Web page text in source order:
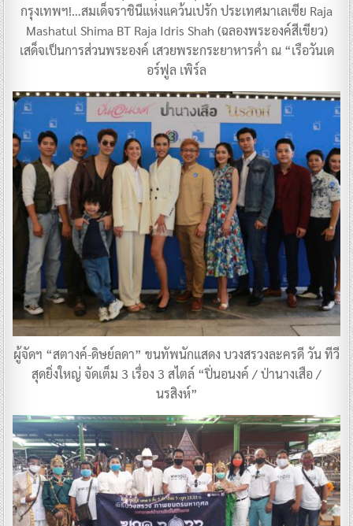
กรุงเทพฯ!…สมเด็จราชินีแห่งแคว้นเปรัก ประเทศมาเลเซีย Raja
Mashatul Shima BT Raja Idris Shah (ฉลองพระองค์สีเขียว)
เสด็จเป็นการส่วนพระองค์ เสวยพระกระยาหารค่ำ ณ “เรือวันเด
อร์ฟูล เพิร์ล
ผู้จัดฯ “สตางค์-ดิษย์ลดา” ขนทัพนักแสดง บวงสรวงละครดี วัน ทีวี
สุดยิ่งใหญ่ จัดเต็ม 3 เรื่อง 3 สไตล์ “ปิ่นอนงค์ / ป่านางเสือ /
นรสิงห์”